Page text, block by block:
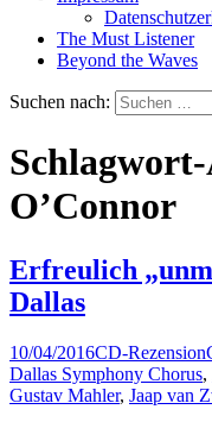
The Must Listener
Beyond the Waves
Suchen nach:
O’Connor
Erfreulich
Dallas
10/04/2016CD-Rezension
Dallas Symphony Chorus,
Gustav Mahler, Jaap van